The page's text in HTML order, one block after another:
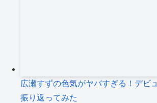
広瀬すずの色気がヤバすぎる！デビ
振り返ってみた